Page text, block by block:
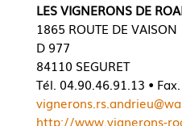
LES VIGNERONS DE
1865 ROUTE DE VAISON
D 977
84110 SEGURET
Tél. 04.90.46.91.13 •
http://www.vignerons-